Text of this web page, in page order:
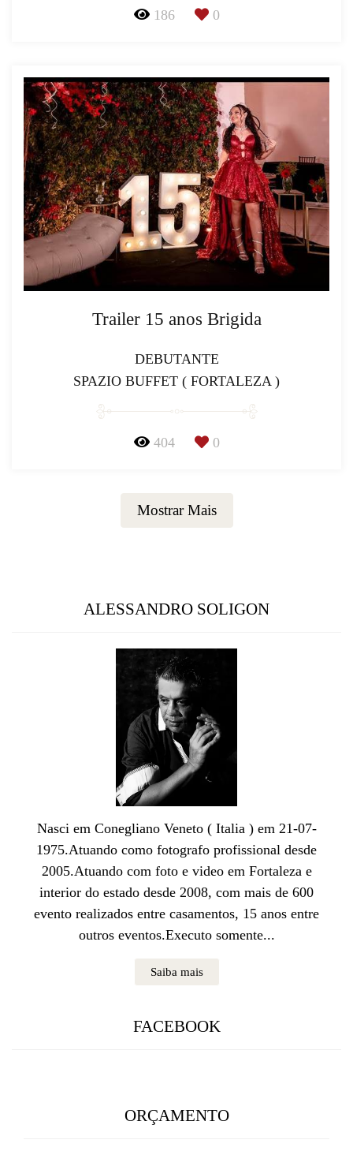
186 0
Trailer 15 anos Brigida
DEBUTANTE
SPAZIO BUFFET ( FORTALEZA )
404 0
Mostrar Mais
ALESSANDRO SOLIGON
Nasci em Conegliano Veneto ( Italia ) em 21-07-
1975.Atuando como fotografo profissional desde
2005.Atuando com foto e video em Fortaleza e
interior do estado desde 2008, com mais de 600
evento realizados entre casamentos, 15 anos entre
outros eventos.Executo somente...
Saiba mais
FACEBOOK
ORÇAMENTO